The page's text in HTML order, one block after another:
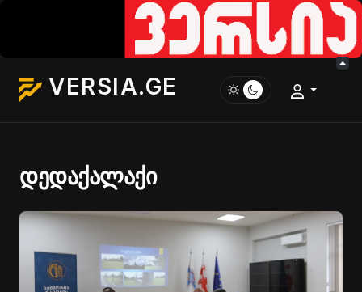
VERSIA.GE
დედაქალაქი